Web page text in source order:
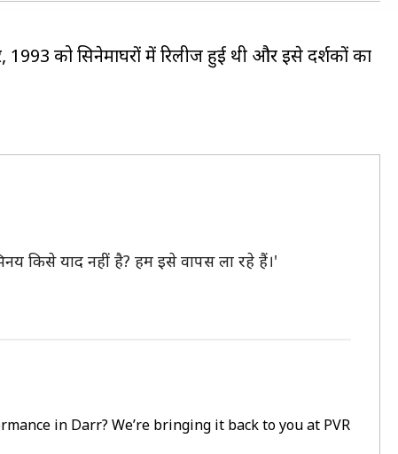
को सिनेमाघरों में रिलीज हुई थी और इसे दर्शकों का
किसे याद नहीं है? हम इसे वापस ला रहे हैं।'
in Darr? We’re bringing it back to you at PVR